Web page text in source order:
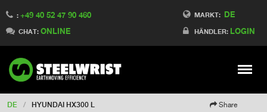
MARKT: DE
HÄNDLER: LOGIN
: +49 40 52 47 90 460
CHAT: ONLINE
Meny
Switch to Finland
Switch to Denmark
Switch to China
Switch to Australia
Change market
DE / HYUNDAI HX300 L Share